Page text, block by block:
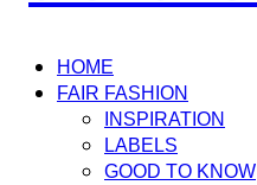
HOME
FAIR FASHION
INSPIRATION
LABELS
GOOD TO KNOW